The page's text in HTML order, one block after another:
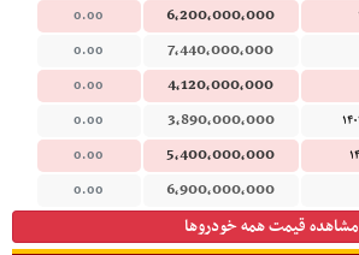
6,200,000,000
0.00
7,440,000,000
0.00
4,120,000,000
0.00
3,890,000,000
0.00
5,400,000,000
0.00
6,900,000,000
0.00
مشاهده قیمت همه خودروها